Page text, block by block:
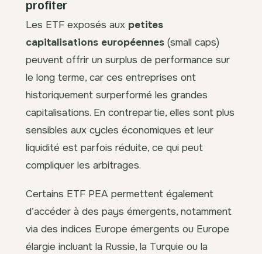
profiter
Les ETF exposés aux petites
capitalisations européennes (small caps)
peuvent offrir un surplus de performance sur
le long terme, car ces entreprises ont
historiquement surperformé les grandes
capitalisations. En contrepartie, elles sont plus
sensibles aux cycles économiques et leur
liquidité est parfois réduite, ce qui peut
compliquer les arbitrages.
Certains ETF PEA permettent également
d’accéder à des pays émergents, notamment
via des indices Europe émergents ou Europe
élargie incluant la Russie, la Turquie ou la